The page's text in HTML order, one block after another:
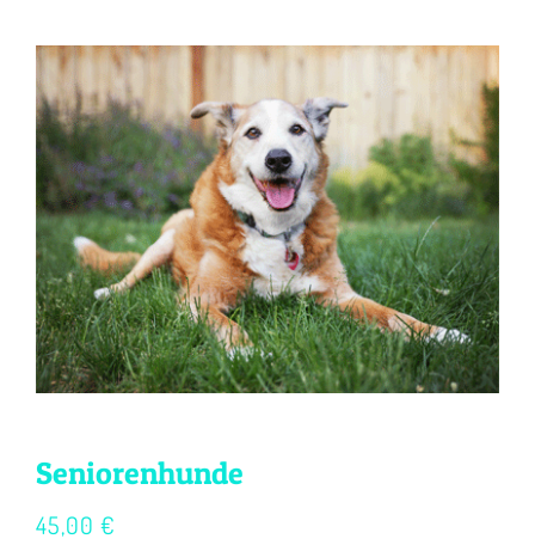
Das Team
Seminare
Aufzeichnungen
Kontakt
Warenkorb
Seniorenhunde
45,00 €